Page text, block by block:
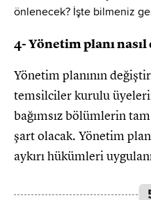
4- Yönetim planı
Yönetim planının
temsilciler kurulu
bağımsız bölümlerin
şart olacak. Yönetim
aykırı hükümleri